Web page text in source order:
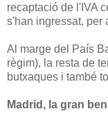
recaptació de l'IVA
s'han ingressat, per
Al marge del País
règim), la resta de
butxaques i també
Madrid, la gran